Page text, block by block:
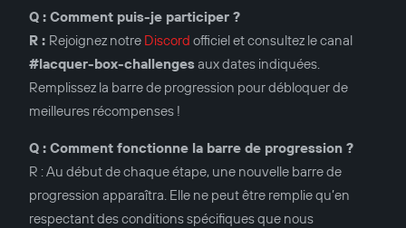
Q : Comment puis-je participer ?
R : Rejoignez notre Discord officiel et consultez le canal
#lacquer-box-challengesaux dates indiquées.
Remplissez la barre de progression pour débloquer de
meilleures récompenses !
Q : Comment fonctionne la barre de progression ?
R : Au début de chaque étape, une nouvelle barre de
progression apparaîtra. Elle ne peut être remplie qu’en
respectant des conditions spécifiques que nous